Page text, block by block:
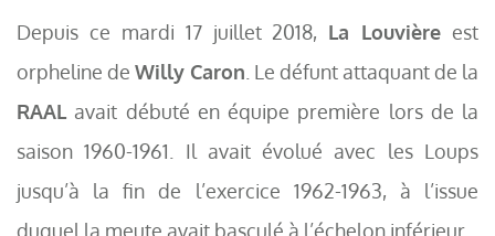
Depuis ce mardi 17 juillet 2018, La Louvière est
orpheline de Willy Caron . Le défunt attaquant de la
RAAL avait débuté en équipe première lors de la
saison 1960-1961. Il avait évolué avec les Loups
jusqu’à la fin de l’exercice 1962-1963, à l’issue
duquel la meute avait basculé à l’échelon inférieur.